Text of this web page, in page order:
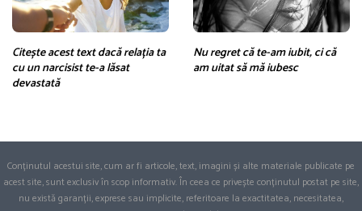
Citește acest text dacă relația ta
cu un narcisist te-a lăsat
devastată
Nu regret că te-am iubit, ci că
am uitat să mă iubesc
Conținutul acestui site, cum ar fi articole, text, imagini și alte materiale publicate pe
acest site, sunt exclusiv în scop informativ. În ceea ce privește conținutul postat pe site,
nu există garanții, exprese sau implicite, referitoare la exactitatea, necesitatea,